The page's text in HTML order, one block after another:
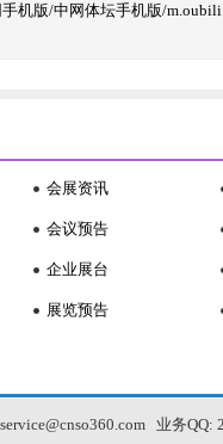
机版/中网体坛手机版/
会展资讯
会议预告
企业展台
展览预告
业务QQ: